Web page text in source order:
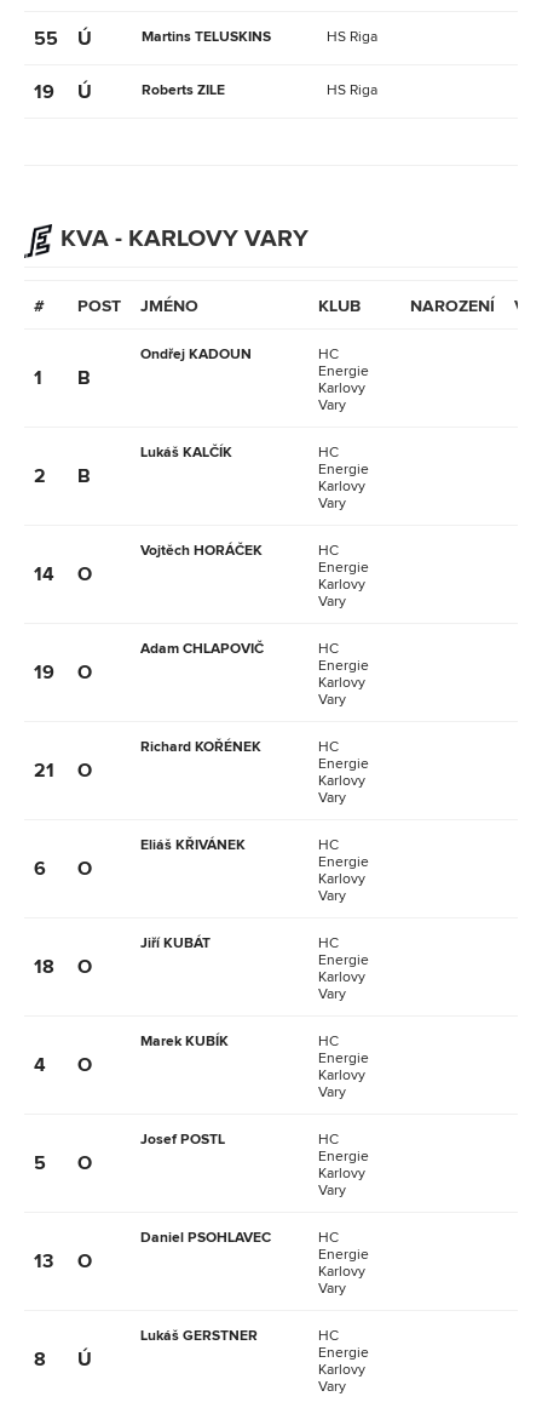
55 Ú Martins TELUSKINS HS Riga
19 Ú Roberts ZILE HS Riga
KVA - KARLOVY VARY
# POST JMÉNO KLUB NAROZENÍ
1 B
Ondřej KADOUN
HC
Energie
Karlovy
Vary
2 B
Lukáš KALČÍK
HC
Energie
Karlovy
Vary
14 O
Vojtěch HORÁČEK
HC
Energie
Karlovy
Vary
19 O
Adam CHLAPOVIČ
HC
Energie
Karlovy
Vary
21 O
Richard KOŘÉNEK
HC
Energie
Karlovy
Vary
6 O
Eliáš KŘIVÁNEK
HC
Energie
Karlovy
Vary
18 O
Jiří KUBÁT
HC
Energie
Karlovy
Vary
4 O
Marek KUBÍK
HC
Energie
Karlovy
Vary
5 O
Josef POSTL
HC
Energie
Karlovy
Vary
13 O
Daniel PSOHLAVEC
HC
Energie
Karlovy
Vary
8 Ú
Lukáš GERSTNER
HC
Energie
Karlovy
Vary